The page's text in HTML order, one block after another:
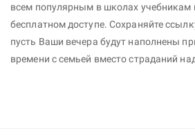
всем популярным в школах учебникам
бесплатном доступе. Сохраняйте
пусть Ваши вечера будут наполнены
времени с семьей вместо страданий